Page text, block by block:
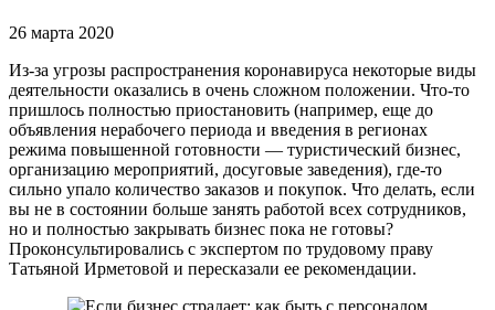
26 марта 2020
Из-за угрозы распространения коронавируса некоторые виды
деятельности оказались в очень сложном положении. Что-то
пришлось полностью приостановить (например, еще до
объявления нерабочего периода и введения в регионах
режима повышенной готовности — туристический бизнес,
организацию мероприятий, досуговые заведения), где-то
сильно упало количество заказов и покупок. Что делать, если
вы не в состоянии больше занять работой всех сотрудников,
но и полностью закрывать бизнес пока не готовы?
Проконсультировались с экспертом по трудовому праву
Татьяной Ирметовой и пересказали ее рекомендации.